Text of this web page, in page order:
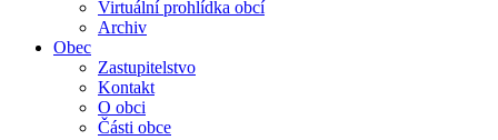
Virtuální prohlídka obcí
Archiv
Obec
Zastupitelstvo
Kontakt
O obci
Části obce